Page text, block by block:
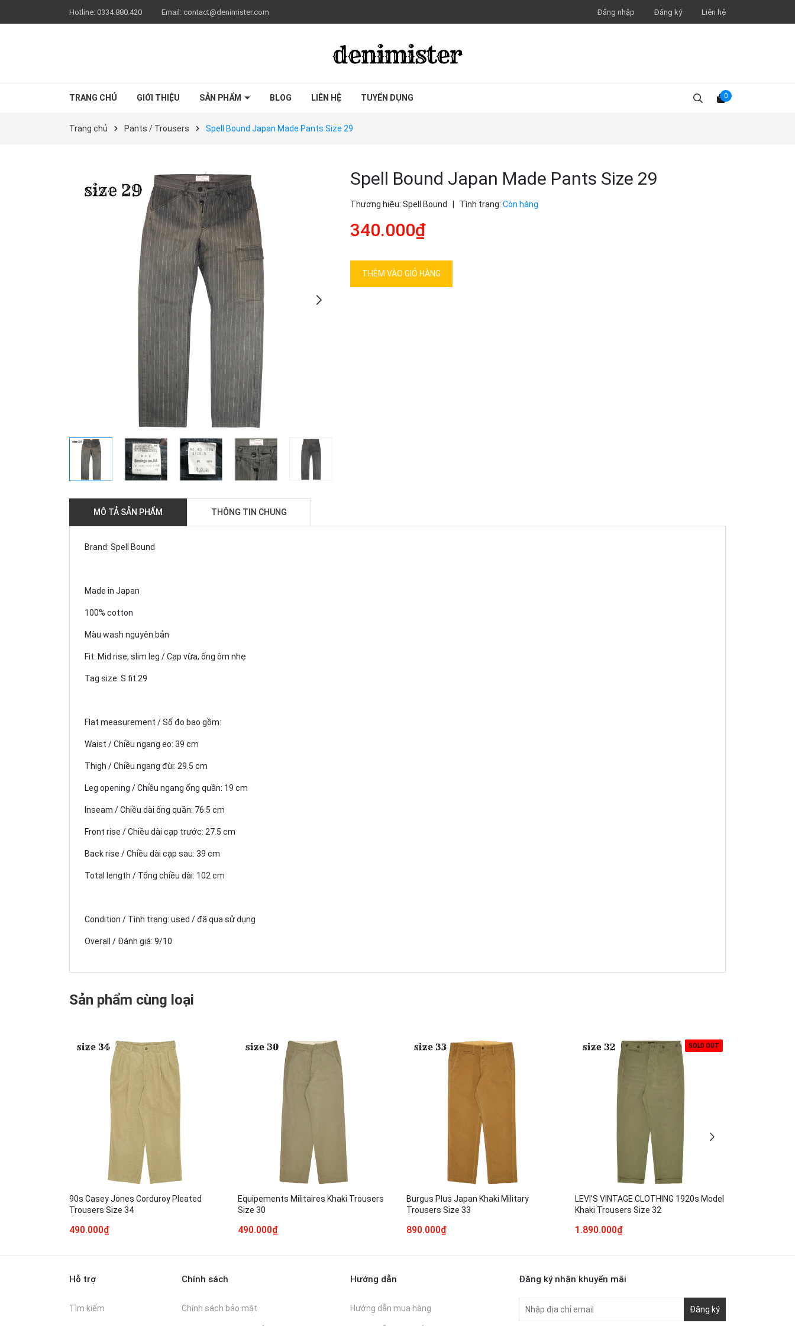
Hotline: 0334.880.420 Email: contact@denimister.com Đăng nhập Đăng ký Liên hệ
TRANG CHỦ GIỚI THIỆU SẢN PHẨM BLOG LIÊN HỆ TUYỂN DỤNG 0
Trang chủ Pants / Trousers Spell Bound Japan Made Pants Size 29
Spell Bound Japan Made Pants Size 29
Thương hiệu: Spell Bound Tình trạng: Còn hàng
340.000₫
THÊM VÀO GIỎ HÀNG
MÔ TẢ SẢN PHẨM THÔNG TIN CHUNG
Brand: Spell Bound
Made in Japan
100% cotton
Màu wash nguyên bản
Fit: Mid rise, slim leg / Cạp vừa, ống ôm nhẹ
Tag size: S fit 29
Flat measurement / Số đo bao gồm:
Waist / Chiều ngang eo: 39 cm
Thigh / Chiều ngang đùi: 29.5 cm
Leg opening / Chiều ngang ống quần: 19 cm
Inseam / Chiều dài ống quần: 76.5 cm
Front rise / Chiều dài cạp trước: 27.5 cm
Back rise / Chiều dài cạp sau: 39 cm
Total length / Tổng chiều dài: 102 cm
Condition / Tình trạng: used / đã qua sử dụng
Overall / Đánh giá: 9/10
Sản phẩm cùng loại
90s Casey Jones Corduroy Pleated
Trousers Size 34
490.000₫
Equipements Militaires Khaki Trousers
Size 30
490.000₫
Burgus Plus Japan Khaki Military
Trousers Size 33
890.000₫
SOLD OUT
LEVI’S VINTAGE CLOTHING 1920s Model
Khaki Trousers Size 32
1.890.000₫
Hỗ trợ
Tìm kiếm
Chính sách
Chính sách bảo mật
Hướng dẫn
Hướng dẫn mua hàng
Đăng ký nhận khuyến mãi
Đăng ký